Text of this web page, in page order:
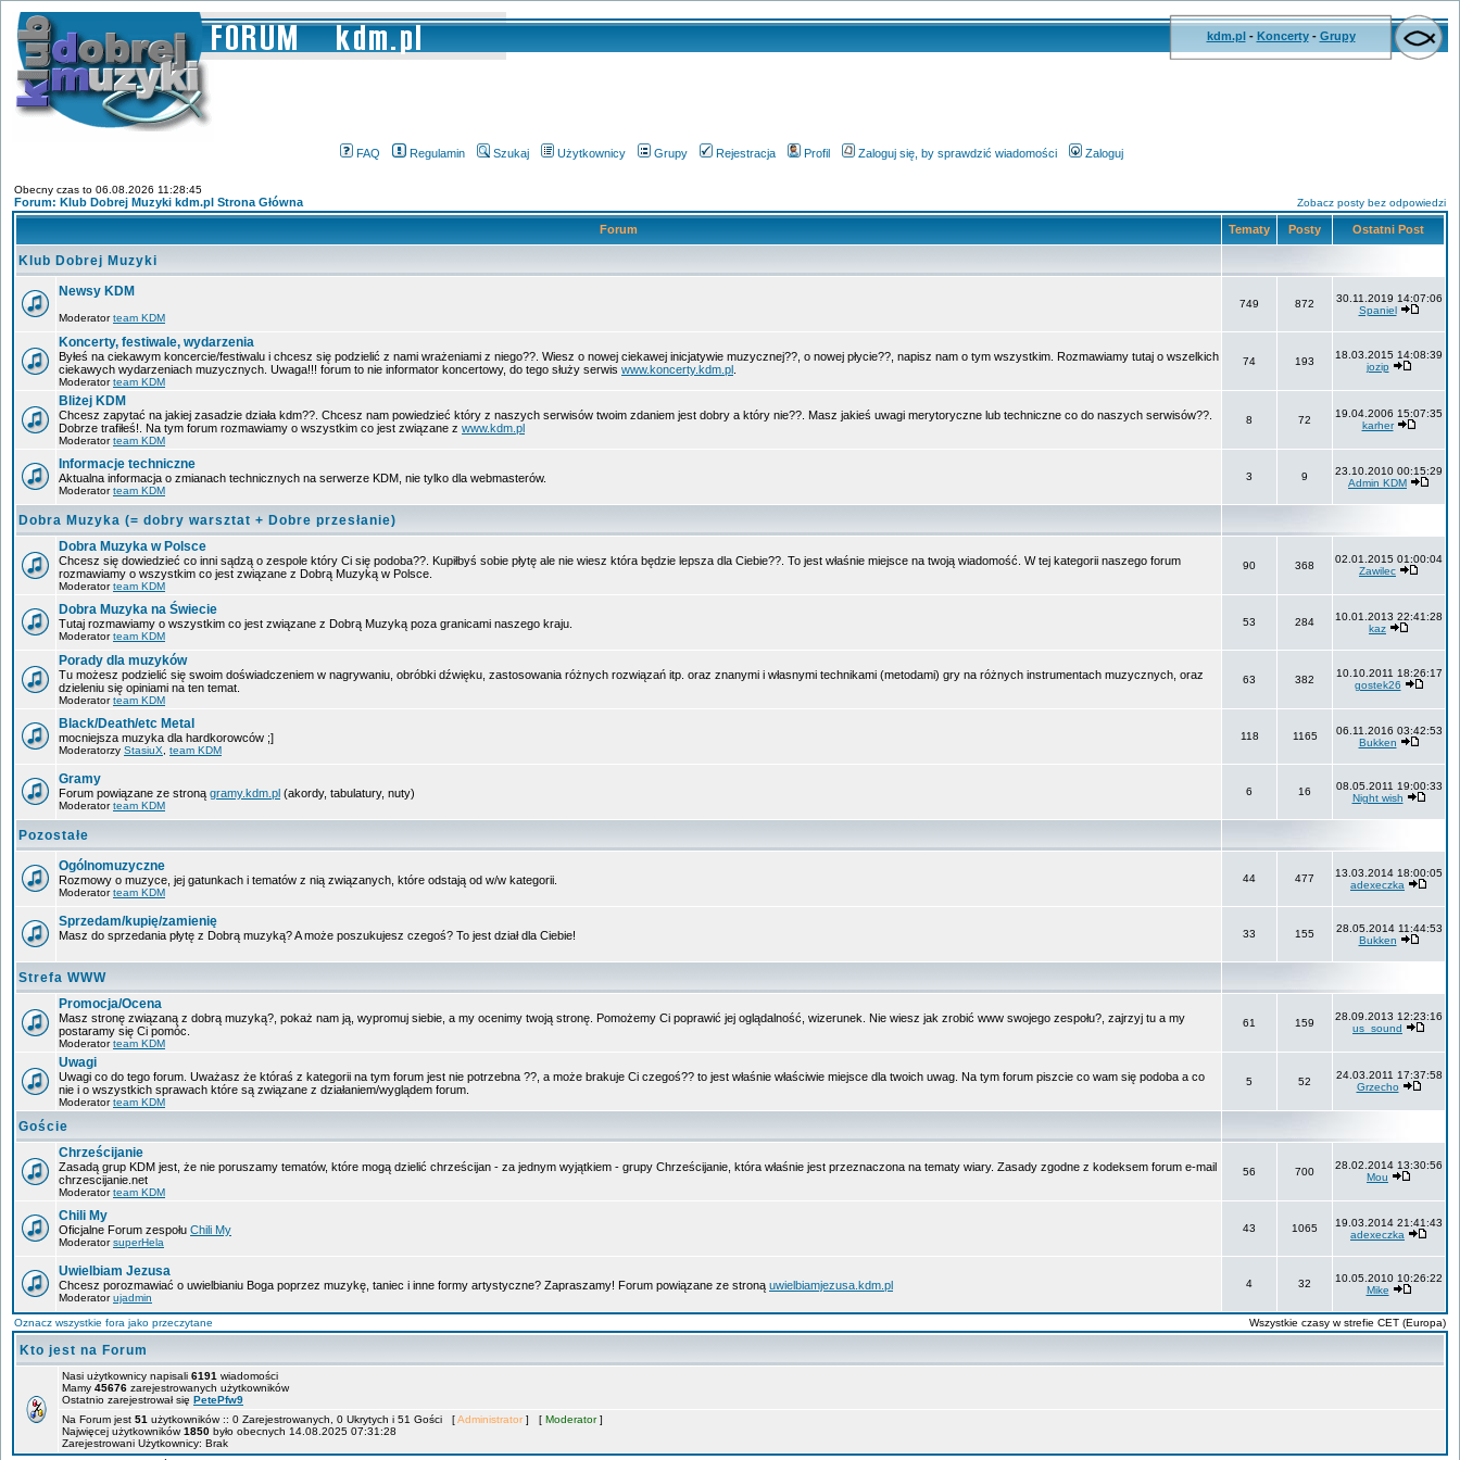
kdm.pl- Koncerty- Grupy
FAQ Regulamin Szukaj Użytkownicy Grupy Rejestracja Profil Zaloguj się, by sprawdzić wiadomości Zaloguj
Obecny czas to 06.08.2026 11:28:45
Forum: Klub Dobrej Muzyki kdm.pl Strona Główna Zobacz posty bez odpowiedzi
Forum Tematy Posty Ostatni Post
Klub Dobrej Muzyki
Newsy KDM
Moderatorteam KDM
749 872
30.11.2019 14:07:06
Spaniel
Koncerty, festiwale, wydarzenia
Byłeś na ciekawym koncercie/festiwalu i chcesz się podzielić z nami wrażeniami z niego??. Wiesz o nowej ciekawej inicjatywie muzycznej??, o nowej płycie??, napisz nam o tym wszystkim. Rozmawiamy tutaj o wszelkich
ciekawych wydarzeniach muzycznych. Uwaga!!! forum to nie informator koncertowy, do tego służy serwis www.koncerty.kdm.pl
Moderatorteam KDM
74 193
18.03.2015 14:08:39
jozip
Bliżej KDM
Chcesz zapytać na jakiej zasadzie działa kdm??. Chcesz nam powiedzieć który z naszych serwisów twoim zdaniem jest dobry a który nie??. Masz jakieś uwagi merytoryczne lub techniczne co do naszych serwisów??.
Dobrze trafiłeś!. Na tym forum rozmawiamy o wszystkim co jest związane z www.kdm.pl
Moderatorteam KDM
8 72
19.04.2006 15:07:35
karher
Informacje techniczne
Aktualna informacja o zmianach technicznych na serwerze KDM, nie tylko dla webmasterów.
Moderatorteam KDM
3 9
23.10.2010 00:15:29
Admin KDM
Dobra Muzyka (= dobry warsztat + Dobre przesłanie)
Dobra Muzyka w Polsce
Chcesz się dowiedzieć co inni sądzą o zespole który Ci się podoba??. Kupiłbyś sobie płytę ale nie wiesz która będzie lepsza dla Ciebie??. To jest właśnie miejsce na twoją wiadomość. W tej kategorii naszego forum
rozmawiamy o wszystkim co jest związane z Dobrą Muzyką w Polsce.
Moderatorteam KDM
90 368
02.01.2015 01:00:04
Zawilec
Dobra Muzyka na Świecie
Tutaj rozmawiamy o wszystkim co jest związane z Dobrą Muzyką poza granicami naszego kraju.
Moderatorteam KDM
53 284
10.01.2013 22:41:28
kaz
Porady dla muzyków
Tu możesz podzielić się swoim doświadczeniem w nagrywaniu, obróbki dźwięku, zastosowania różnych rozwiązań itp. oraz znanymi i własnymi technikami (metodami) gry na różnych instrumentach muzycznych, oraz
dzieleniu się opiniami na ten temat.
Moderatorteam KDM
63 382
10.10.2011 18:26:17
gostek26
Black/Death/etc Metal
mocniejsza muzyka dla hardkorowców ;]
Moderatorzy StasiuX team KDM
118 1165
06.11.2016 03:42:53
Bukken
Gramy
Forum powiązane ze stroną gramy.kdm.pl (akordy, tabulatury, nuty)
Moderatorteam KDM
6 16
08.05.2011 19:00:33
Night wish
Pozostałe
Ogólnomuzyczne
Rozmowy o muzyce, jej gatunkach i tematów z nią związanych, które odstają od w/w kategorii.
Moderatorteam KDM
44 477
13.03.2014 18:00:05
adexeczka
Sprzedam/kupię/zamienię
Masz do sprzedania płytę z Dobrą muzyką? A może poszukujesz czegoś? To jest dział dla Ciebie! 33 155
28.05.2014 11:44:53
Bukken
Strefa WWW
Promocja/Ocena
Masz stronę związaną z dobrą muzyką?, pokaż nam ją, wypromuj siebie, a my ocenimy twoją stronę. Pomożemy Ci poprawić jej oglądalność, wizerunek. Nie wiesz jak zrobić www swojego zespołu?, zajrzyj tu a my
postaramy się Ci pomóc.
Moderatorteam KDM
61 159
28.09.2013 12:23:16
us_sound
Uwagi
Uwagi co do tego forum. Uważasz że któraś z kategorii na tym forum jest nie potrzebna ??, a może brakuje Ci czegoś?? to jest właśnie właściwie miejsce dla twoich uwag. Na tym forum piszcie co wam się podoba a co
nie i o wszystkich sprawach które są związane z działaniem/wyglądem forum.
Moderatorteam KDM
5 52
24.03.2011 17:37:58
Grzecho
Goście
Chrześcijanie
Zasadą grup KDM jest, że nie poruszamy tematów, które mogą dzielić chrześcijan - za jednym wyjątkiem - grupy Chrześcijanie, która właśnie jest przeznaczona na tematy wiary. Zasady zgodne z kodeksem forum e-mail
chrzescijanie.net
Moderatorteam KDM
56 700
28.02.2014 13:30:56
Mou
Chili My
Oficjalne Forum zespołu Chili My
ModeratorsuperHela
43 1065
19.03.2014 21:41:43
adexeczka
Uwielbiam Jezusa
Chcesz porozmawiać o uwielbianiu Boga poprzez muzykę, taniec i inne formy artystyczne? Zapraszamy! Forum powiązane ze stroną uwielbiamjezusa.kdm.pl
Moderatorujadmin
4 32
10.05.2010 10:26:22
Mike
Oznacz wszystkie fora jako przeczytane Wszystkie czasy w strefie CET (Europa)
Kto jest na Forum
Nasi użytkownicy napisali 6191 wiadomości
Mamy 45676 zarejestrowanych użytkowników
Ostatnio zarejestrował się PetePfw9
Na Forum jest 51 użytkowników :: 0 Zarejestrowanych, 0 Ukrytych i 51 Gości [Administrator ] [ Moderator]
Najwięcej użytkowników1850 było obecnych 14.08.2025 07:31:28
Zarejestrowani Użytkownicy: Brak